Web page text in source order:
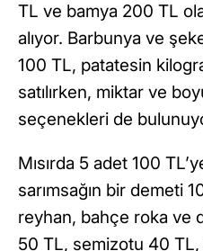
TL ve bamya 200 TL
alıyor. Barbunya ve
100 TL, patatesin
satılırken, miktar ve
seçenekleri de
Mısırda 5 adet 100
sarımsağın bir demeti
reyhan, bahçe roka ve
50 TL, semizotu 40 TL,